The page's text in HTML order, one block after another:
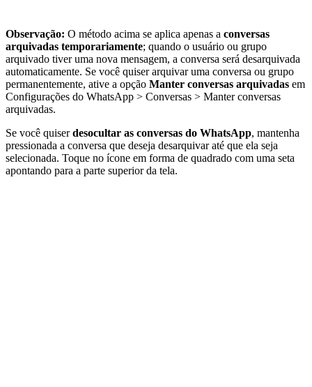
Observação: O método acima se aplica apenas a conversas
arquivadas temporariamente; quando o usuário ou grupo
arquivado tiver uma nova mensagem, a conversa será desarquivada
automaticamente. Se você quiser arquivar uma conversa ou grupo
permanentemente, ative a opção Manter conversas arquivadas em
Configurações do WhatsApp > Conversas > Manter conversas
arquivadas.
Se você quiserdesocultar as conversas do WhatsApp, mantenha
pressionada a conversa que deseja desarquivar até que ela seja
selecionada. Toque no ícone em forma de quadrado com uma seta
apontando para a parte superior da tela.